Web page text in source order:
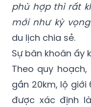
phù hợp thì rất
mới như kỳ
du lịch chia sẻ.
Sự băn khoăn ấy
Theo quy
gần 20km, lộ giới
được xác định